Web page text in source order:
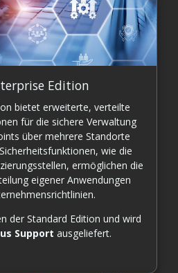
Edition
bietet erweiterte, verteilte
für die sichere Verwaltung
über mehrere Standorte
wie die
ermöglichen die
eigener Anwendungen
der Standard Edition und wird
Support ausgeliefert.